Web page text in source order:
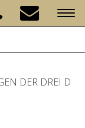
DER DREI D